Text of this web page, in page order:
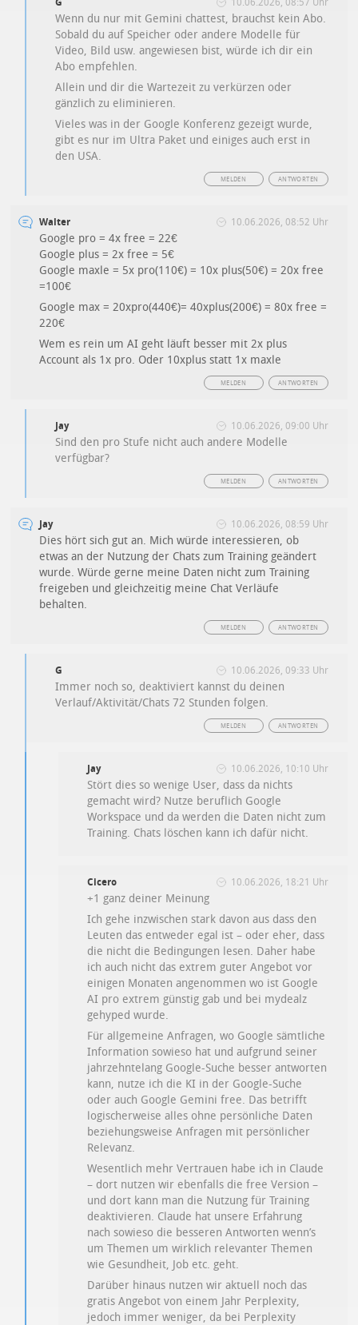
G 10.06.2026, 08:57 Uhr
Wenn du nur mit Gemini chattest, brauchst kein Abo.
Sobald du auf Speicher oder andere Modelle für
Video, Bild usw. angewiesen bist, würde ich dir ein
Abo empfehlen.
Allein und dir die Wartezeit zu verkürzen oder
gänzlich zu eliminieren.
Vieles was in der Google Konferenz gezeigt wurde,
gibt es nur im Ultra Paket und einiges auch erst in
den USA.
ANTWORTEN
MELDEN
Walter 10.06.2026, 08:52 Uhr
Google pro = 4x free = 22€
Google plus = 2x free = 5€
Google maxle = 5x pro(110€) = 10x plus(50€) = 20x free
=100€
Google max = 20xpro(440€)= 40xplus(200€) = 80x free =
220€
Wem es rein um AI geht läuft besser mit 2x plus
Account als 1x pro. Oder 10xplus statt 1x maxle
ANTWORTEN
MELDEN
Jay 10.06.2026, 09:00 Uhr
Sind den pro Stufe nicht auch andere Modelle
verfügbar?
ANTWORTEN
MELDEN
Jay 10.06.2026, 08:59 Uhr
Dies hört sich gut an. Mich würde interessieren, ob
etwas an der Nutzung der Chats zum Training geändert
wurde. Würde gerne meine Daten nicht zum Training
freigeben und gleichzeitig meine Chat Verläufe
behalten.
ANTWORTEN
MELDEN
G 10.06.2026, 09:33 Uhr
Immer noch so, deaktiviert kannst du deinen
Verlauf/Aktivität/Chats 72 Stunden folgen.
ANTWORTEN
MELDEN
Jay 10.06.2026, 10:10 Uhr
Stört dies so wenige User, dass da nichts
gemacht wird? Nutze beruflich Google
Workspace und da werden die Daten nicht zum
Training. Chats löschen kann ich dafür nicht.
Cicero 10.06.2026, 18:21 Uhr
+1 ganz deiner Meinung
Ich gehe inzwischen stark davon aus dass den
Leuten das entweder egal ist – oder eher, dass
die nicht die Bedingungen lesen. Daher habe
ich auch nicht das extrem guter Angebot vor
einigen Monaten angenommen wo ist Google
AI pro extrem günstig gab und bei mydealz
gehyped wurde.
Für allgemeine Anfragen, wo Google sämtliche
Information sowieso hat und aufgrund seiner
jahrzehntelang Google-Suche besser antworten
kann, nutze ich die KI in der Google-Suche
oder auch Google Gemini free. Das betrifft
logischerweise alles ohne persönliche Daten
beziehungsweise Anfragen mit persönlicher
Relevanz.
Wesentlich mehr Vertrauen habe ich in Claude
– dort nutzen wir ebenfalls die free Version –
und dort kann man die Nutzung für Training
deaktivieren. Claude hat unsere Erfahrung
nach sowieso die besseren Antworten wenn’s
um Themen um wirklich relevanter Themen
wie Gesundheit, Job etc. geht.
Darüber hinaus nutzen wir aktuell noch das
gratis Angebot von einem Jahr Perplexity,
jedoch immer weniger, da bei Perplexity